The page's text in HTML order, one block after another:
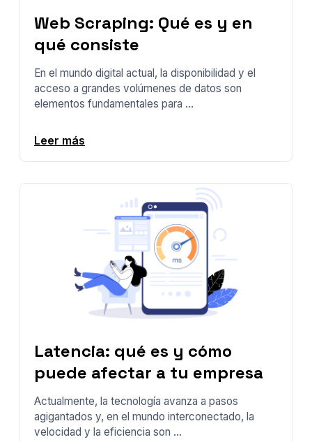
Web Scraping: Qué es y en
qué consiste
En el mundo digital actual, la disponibilidad y el
acceso a grandes volúmenes de datos son
elementos fundamentales para ...
Leer más
Latencia: qué es y cómo
puede afectar a tu empresa
Actualmente, la tecnología avanza a pasos
agigantados y, en el mundo interconectado, la
velocidad y la eficiencia son ...